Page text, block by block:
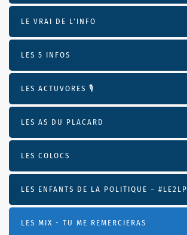
LE VRAI DE L’INFO
LES 5 INFOS
LES ACTUVORES 🎙
LES AS DU PLACARD
LES COLOCS
LES ENFANTS DE LA POLITIQUE – #LE2LP
LES MIX - TU ME REMERCIERAS